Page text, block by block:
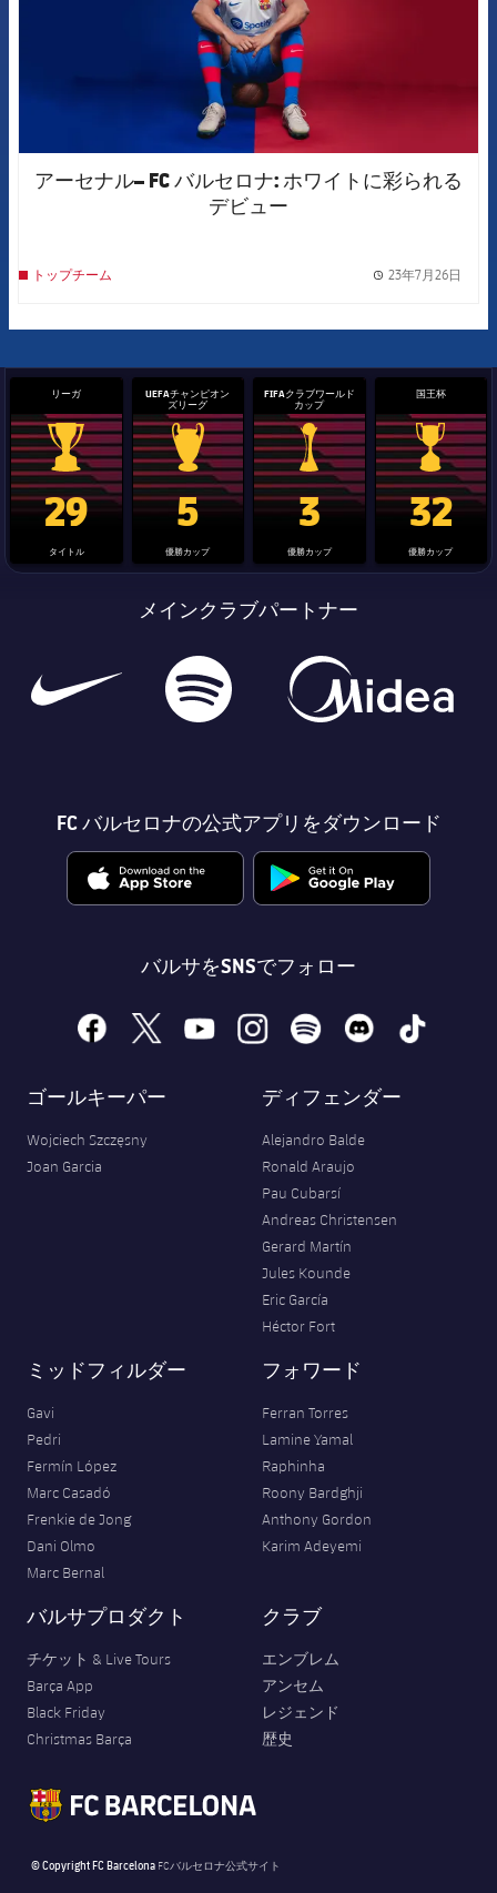
アーセナル– FC バルセロナ: ホワイトに彩られる
デビュー
トップチーム 23年7月26日
リーガ
La Liga trophy
29
タイトル
UEFAチャンピオン
ズリーグ
Champions League trophy
5
優勝カップ
FIFAクラブワールド
カップ
label.aria.clubworldcup
3
優勝カップ
国王杯
国王杯
32
優勝カップ
メインクラブパートナー
FC バルセロナの公式アプリをダウンロード
バルサをSNSでフォロー
facebook
x youtubeinstagramspotify discord tiktok
ゴールキーパー
Wojciech Szczęsny
Joan Garcia
ディフェンダー
Alejandro Balde
Ronald Araujo
Pau Cubarsí
Andreas Christensen
Gerard Martín
Jules Kounde
Eric García
Héctor Fort
ミッドフィルダー
Gavi
Pedri
Fermín López
Marc Casadó
Frenkie de Jong
Dani Olmo
Marc Bernal
フォワード
Ferran Torres
Lamine Yamal
Raphinha
Roony Bardghji
Anthony Gordon
Karim Adeyemi
バルサプロダクト
チケット & Live Tours
Barça App
Black Friday
Christmas Barça
クラブ
エンブレム
アンセム
レジェンド
歴史
© Copyright FC Barcelona FCバルセロナ公式サイト